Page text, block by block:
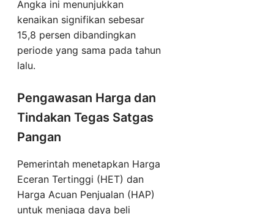
Angka ini menunjukkan
kenaikan signifikan sebesar
15,8 persen dibandingkan
periode yang sama pada tahun
lalu.
Pengawasan Harga dan
Tindakan Tegas Satgas
Pangan
Pemerintah menetapkan Harga
Eceran Tertinggi (HET) dan
Harga Acuan Penjualan (HAP)
untuk menjaga daya beli